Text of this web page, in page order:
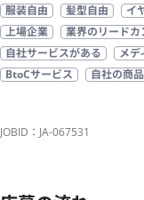
服装自由 髪型自由 イ
上場企業
業界のリードカ
自社サービスがある
メデ
BtoCサービス
自社の商
JOBID：JA-067531